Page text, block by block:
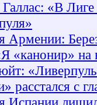
«В
Армении:
«канонир» на
расстался с